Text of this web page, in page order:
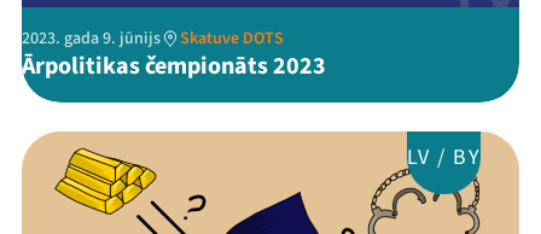
2023. gada 9. jūnijs Skatuve DOTS
Ārpolitikas čempionāts 2023
LV / BY